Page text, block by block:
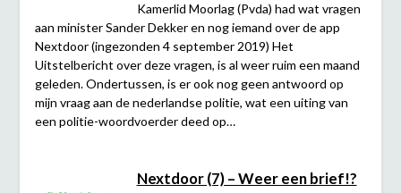
Kamerlid Moorlag (Pvda) had wat vragen
aan minister Sander Dekker en nog iemand over de app
Nextdoor (ingezonden 4 september 2019) Het
Uitstelbericht over deze vragen, is al weer ruim een maand
geleden. Ondertussen, is er ook nog geen antwoord op
mijn vraag aan de nederlandse politie, wat een uiting van
een politie-woordvoerder deed op…
Nextdoor (7) – Weer een brief!?